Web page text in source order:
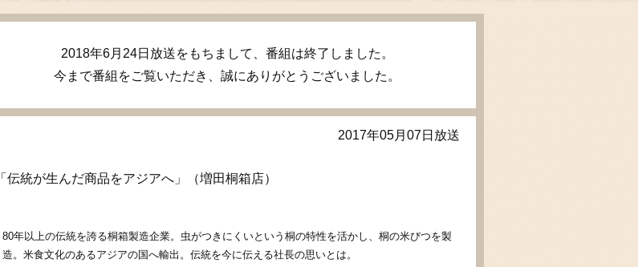
2018年6月24日放送をもちまして、番組は終了しました。
今まで番組をご覧いただき、誠にありがとうございました。
2017年05月07日放送
「伝統が生んだ商品をアジアへ」（増田桐箱店）
80年以上の伝統を誇る桐箱製造企業。虫がつきにくいという桐の特性を活かし、桐の米びつを製
造。米食文化のあるアジアの国へ輸出。伝統を今に伝える社長の思いとは。